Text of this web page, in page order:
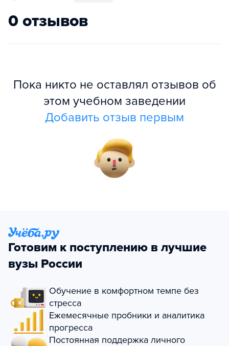
0 отзывов
Пока никто не оставлял отзывов об
этом учебном заведении
Добавить отзыв первым
Готовим к поступлению в лучшие
вузы России
Обучение в комфортном темпе без
стресса
Ежемесячные пробники и аналитика
прогресса
Постоянная поддержка личного